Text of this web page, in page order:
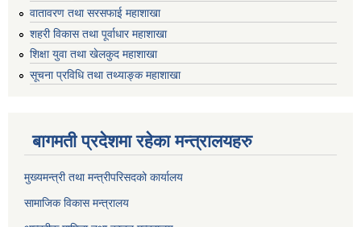
वातावरण तथा सरसफाई महाशाखा
शहरी विकास तथा पूर्वाधार महाशाखा
शिक्षा युवा तथा खेलकुद महाशाखा
सूचना प्रविधि तथा तथ्याङ्क महाशाखा
बागमती प्रदेशमा रहेका मन्त्रालयहरु
मुख्यमन्त्री तथा मन्त्रीपरिसदको कार्यालय
सामाजिक विकास मन्त्रालय